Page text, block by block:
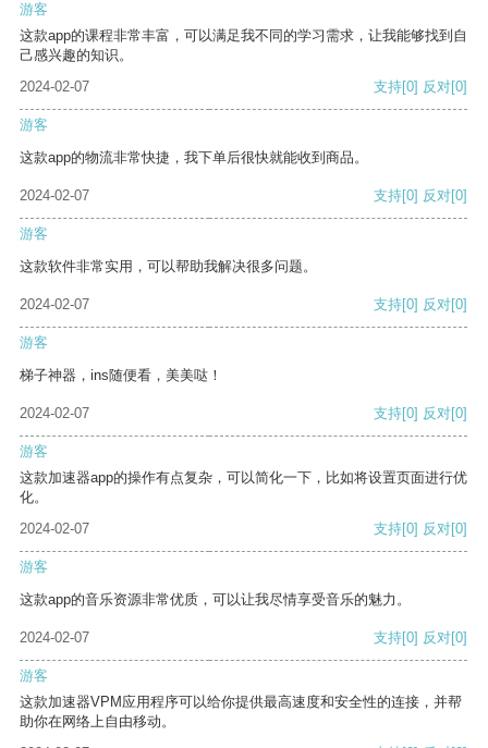
游客
这款app的课程非常丰富，可以满足我不同的学习需求，让我能够找到自
己感兴趣的知识。
2024-02-07
支持[0] 反对[0]
游客
这款app的物流非常快捷，我下单后很快就能收到商品。
2024-02-07 支持[0] 反对[0]
游客
这款软件非常实用，可以帮助我解决很多问题。
2024-02-07 支持[0] 反对[0]
游客
梯子神器，ins随便看，美美哒！
2024-02-07 支持[0] 反对[0]
游客
这款加速器app的操作有点复杂，可以简化一下，比如将设置页面进行优
化。
2024-02-07
支持[0] 反对[0]
游客
这款app的音乐资源非常优质，可以让我尽情享受音乐的魅力。
2024-02-07 支持[0] 反对[0]
游客
这款加速器VPM应用程序可以给你提供最高速度和安全性的连接，并帮
助你在网络上自由移动。